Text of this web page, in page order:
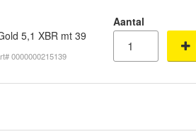
Aantal
5,1 XBR mt 39
0000000215139